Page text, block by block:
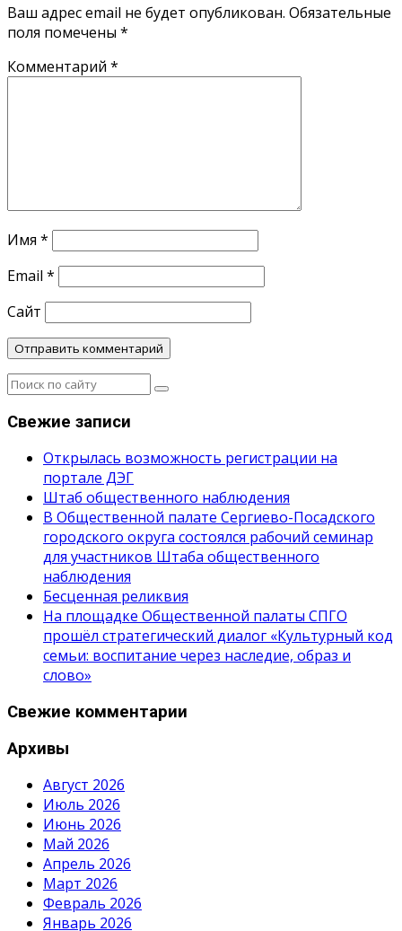
Ваш адрес email не будет опубликован. Обязательные
поля помечены *
Комментарий *
Имя *
Email *
Сайт
Свежие записи
Открылась возможность регистрации на
портале ДЭГ
Штаб общественного наблюдения
В Общественной палате Сергиево-Посадского
городского округа состоялся рабочий семинар
для участников Штаба общественного
наблюдения
Бесценная реликвия
На площадке Общественной палаты СПГО
прошёл стратегический диалог «Культурный код
семьи: воспитание через наследие, образ и
слово»
Свежие комментарии
Архивы
Август 2026
Июль 2026
Июнь 2026
Май 2026
Апрель 2026
Март 2026
Февраль 2026
Январь 2026